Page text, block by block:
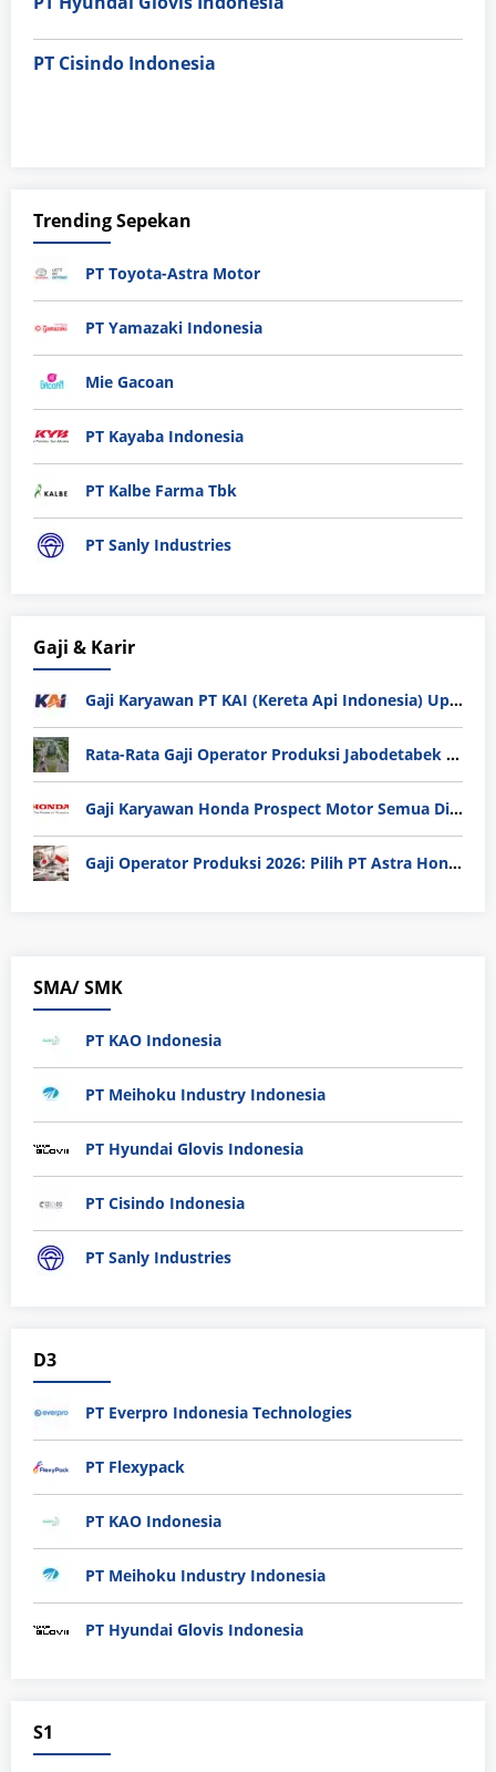
PT Cisindo Indonesia
Trending Sepekan
PT Toyota-Astra Motor
PT Yamazaki Indonesia
Mie Gacoan
PT Kayaba Indonesia
PT Kalbe Farma Tbk
PT Sanly Industries
Gaji & Karir
Gaji Karyawan PT KAI (Kereta Api Indonesia) Update 2025
Rata-Rata Gaji Operator Produksi Jabodetabek 2025: Bedah Tuntas UMK, Lemburan, dan Realita Hidup Buruh
Gaji Karyawan Honda Prospect Motor Semua Divisi
Gaji Operator Produksi 2026: Pilih PT Astra Honda Motor (AHM) atau Manufaktur di Jepang?
SMA/ SMK
PT KAO Indonesia
PT Meihoku Industry Indonesia
PT Hyundai Glovis Indonesia
PT Cisindo Indonesia
PT Sanly Industries
D3
PT Everpro Indonesia Technologies
PT Flexypack
PT KAO Indonesia
PT Meihoku Industry Indonesia
PT Hyundai Glovis Indonesia
S1